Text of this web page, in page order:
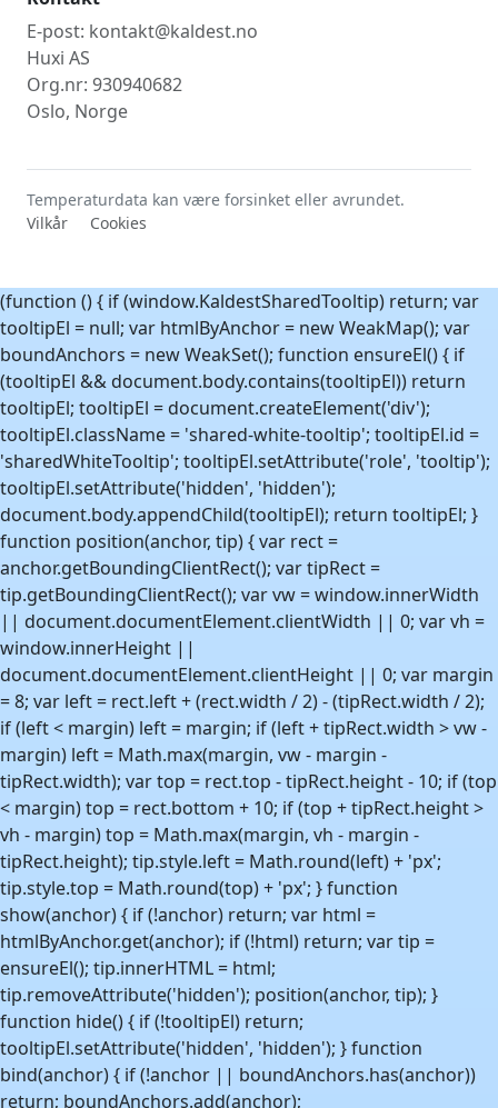
E-post: kontakt@kaldest.no
Huxi AS
Org.nr: 930940682
Oslo, Norge
Temperaturdata kan være forsinket eller avrundet.
Vilkår
Cookies
(function () { if (window.KaldestSharedTooltip) return; var
tooltipEl = null; var htmlByAnchor = new WeakMap(); var
boundAnchors = new WeakSet(); function ensureEl() { if
(tooltipEl && document.body.contains(tooltipEl)) return
tooltipEl; tooltipEl = document.createElement('div');
tooltipEl.className = 'shared-white-tooltip'; tooltipEl.id =
'sharedWhiteTooltip'; tooltipEl.setAttribute('role', 'tooltip');
tooltipEl.setAttribute('hidden', 'hidden');
document.body.appendChild(tooltipEl); return tooltipEl; }
function position(anchor, tip) { var rect =
anchor.getBoundingClientRect(); var tipRect =
tip.getBoundingClientRect(); var vw = window.innerWidth
|| document.documentElement.clientWidth || 0; var vh =
window.innerHeight ||
document.documentElement.clientHeight || 0; var margin
= 8; var left = rect.left + (rect.width / 2) - (tipRect.width / 2);
if (left < margin) left = margin; if (left + tipRect.width > vw -
margin) left = Math.max(margin, vw - margin -
tipRect.width); var top = rect.top - tipRect.height - 10; if (top
< margin) top = rect.bottom + 10; if (top + tipRect.height >
vh - margin) top = Math.max(margin, vh - margin -
tipRect.height); tip.style.left = Math.round(left) + 'px';
tip.style.top = Math.round(top) + 'px'; } function
show(anchor) { if (!anchor) return; var html =
htmlByAnchor.get(anchor); if (!html) return; var tip =
ensureEl(); tip.innerHTML = html;
tip.removeAttribute('hidden'); position(anchor, tip); }
function hide() { if (!tooltipEl) return;
tooltipEl.setAttribute('hidden', 'hidden'); } function
bind(anchor) { if (!anchor || boundAnchors.has(anchor))
return; boundAnchors.add(anchor);